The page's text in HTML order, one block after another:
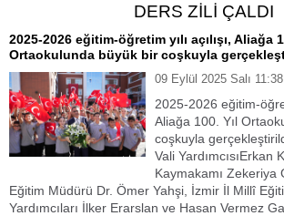
DERS ZİLİ ÇALDI
2025-2026 eğitim-öğretim yılı açılışı, Aliağa
Ortaokulunda büyük bir coşkuyla
09 Eylül 2025 Salı 11:38
2025-2026 eğitim-
Aliağa 100. Yıl
coşkuyla
Vali YardımcısıErkan
Kaymakamı Zekeriya
Eğitim Müdürü Dr. Ömer Yahşi, İzmir İl Millî
Yardımcıları İlker Erarslan ve Hasan Vermez